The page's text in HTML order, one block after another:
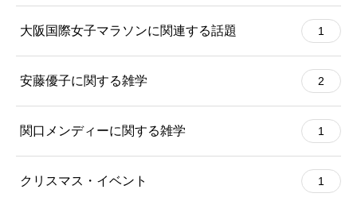
大阪国際女子マラソンに関連する話題 1
安藤優子に関する雑学 2
関口メンディーに関する雑学 1
クリスマス・イベント 1